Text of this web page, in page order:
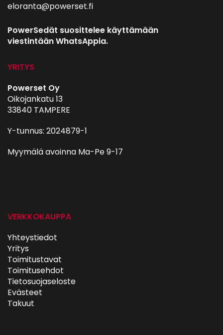
eloranta@powerset.fi
PowerSedät suosittelee käyttämään
viestintään WhatsAppia.
YRITYS
Powerset Oy
Oikojankatu 13
33840 TAMPERE
Y-tunnus: 2024879-1
Myymälä avoinna Ma-Pe 9-17
VERKKOKAUPPA
Yhteystiedot
Yritys
Toimitustavat
Toimitusehdot
Tietosuojaseloste
Evästeet
Takuut